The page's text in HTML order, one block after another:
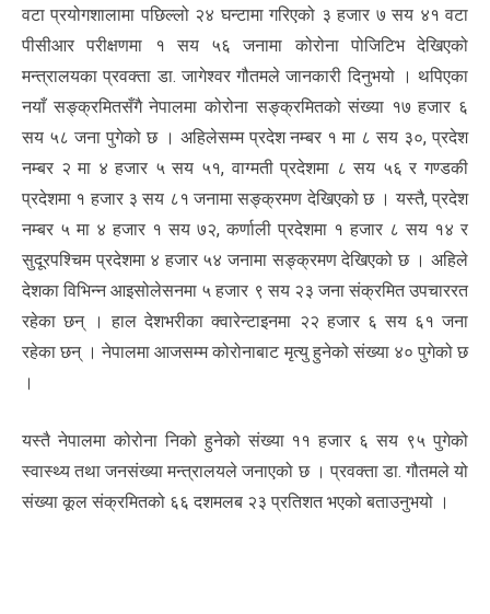
वटा प्रयोगशालामा पछिल्लो २४ घन्टामा गरिएको ३ हजार ७ सय ४१ वटा
पीसीआर परीक्षणमा १ सय ५६ जनामा कोरोना पोजिटिभ देखिएको
मन्त्रालयका प्रवक्ता डा. जागेश्वर गौतमले जानकारी दिनुभयो । थपिएका
नयाँ सङ्क्रमितसँगै नेपालमा कोरोना सङ्क्रमितको संख्या १७ हजार ६
सय ५८ जना पुगेको छ । अहिलेसम्म प्रदेश नम्बर १ मा ८ सय ३०, प्रदेश
नम्बर २ मा ४ हजार ५ सय ५१, वाग्मती प्रदेशमा ८ सय ५६ र गण्डकी
प्रदेशमा १ हजार ३ सय ८१ जनामा सङ्क्रमण देखिएको छ । यस्तै, प्रदेश
नम्बर ५ मा ४ हजार १ सय ७२, कर्णाली प्रदेशमा १ हजार ८ सय १४ र
सुदूरपश्चिम प्रदेशमा ४ हजार ५४ जनामा सङ्क्रमण देखिएको छ । अहिले
देशका विभिन्न आइसोलेसनमा ५ हजार ९ सय २३ जना संक्रमित उपचाररत
रहेका छन् । हाल देशभरीका क्वारेन्टाइनमा २२ हजार ६ सय ६१ जना
रहेका छन् । नेपालमा आजसम्म कोरोनाबाट मृत्यु हुनेको संख्या ४० पुगेको छ
।
यस्तै नेपालमा कोरोना निको हुनेको संख्या ११ हजार ६ सय ९५ पुगेको
स्वास्थ्य तथा जनसंख्या मन्त्रालयले जनाएको छ । प्रवक्ता डा. गौतमले यो
संख्या कूल संक्रमितको ६६ दशमलब २३ प्रतिशत भएको बताउनुभयो ।